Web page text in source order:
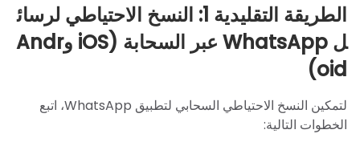
الطريقة التقليدية 1: النسخ الاحتياطي لرسائ
ل WhatsApp عبر السحابة (iOS وAndr
oid)
لتمكين النسخ الاحتياطي السحابي لتطبيق WhatsApp، اتبع
الخطوات التالية: